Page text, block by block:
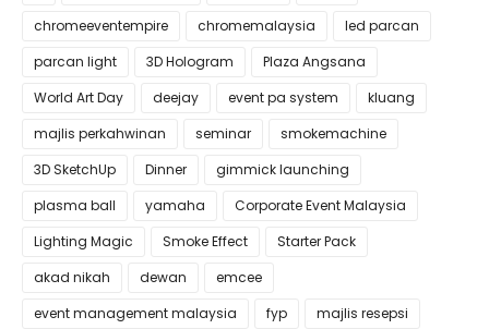
chromeeventempire
chromemalaysia
led parcan
parcan light
3D Hologram
Plaza Angsana
World Art Day
deejay event pa system
kluang
majlis perkahwinan
seminar
smokemachine
3D SketchUp
Dinner
gimmick launching
plasma ball
yamaha
Corporate Event Malaysia
Lighting Magic
Smoke Effect
Starter Pack
akad nikah
dewan
emcee
event management malaysia
fyp
majlis resepsi